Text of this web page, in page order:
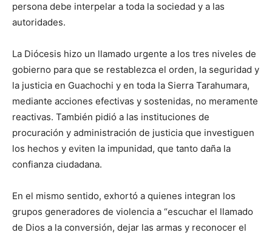
persona debe interpelar a toda la sociedad y a las
autoridades.
La Diócesis hizo un llamado urgente a los tres niveles de
gobierno para que se restablezca el orden, la seguridad y
la justicia en Guachochi y en toda la Sierra Tarahumara,
mediante acciones efectivas y sostenidas, no meramente
reactivas. También pidió a las instituciones de
procuración y administración de justicia que investiguen
los hechos y eviten la impunidad, que tanto daña la
confianza ciudadana.
En el mismo sentido, exhortó a quienes integran los
grupos generadores de violencia a “escuchar el llamado
de Dios a la conversión, dejar las armas y reconocer el